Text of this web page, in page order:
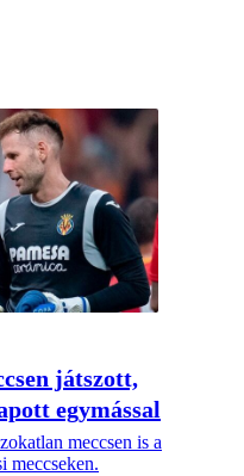
játszott,
egymással
meccsen is a
meccseken.